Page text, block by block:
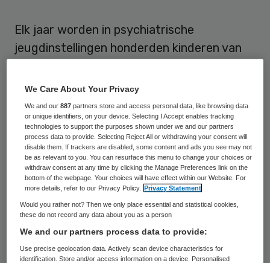
Elk jaar worden in psychiatrische
jeugdinstellingen honderden kinderen van
separeercel. Een van de redenen is
personeelsgebrek. Dit blijkt uit onderzoek
van NRC Handelsblad. Volgens de Inspectie
voor de Gezondheidszorg (IGZ) ging het in
2007 om ten minste 522 onvrijwillige
separaties van minderjarigen en vorig jaar
om 346. Het werkelijke aantal ligt nog
hoger. Ook jeugdzorginstellingen mogen
separeren maar zij hoeven dit in
tegenstelling tot ggz-instellingen niet te
We Care About Your Privacy
We and our887 partners store and access personal data, like browsing data
or unique identifiers, on your device. Selecting I Accept enables tracking
technologies to support the purposes shown under we and our partners
process data to provide. Selecting Reject All or withdrawing your consent will
disable them. If trackers are disabled, some content and ads you see may not
be as relevant to you. You can resurface this menu to change your choices or
withdraw consent at any time by clicking the Manage Preferences link on the
bottom of the webpage. Your choices will have effect within our Website. For
more details, refer to our Privacy Policy.
Privacy Statement
Would you rather not? Then we only place essential and statistical cookies,
these do not record any data about you as a person
We and our partners process data to provide:
Use precise geolocation data. Actively scan device characteristics for
identification. Store and/or access information on a device. Personalised